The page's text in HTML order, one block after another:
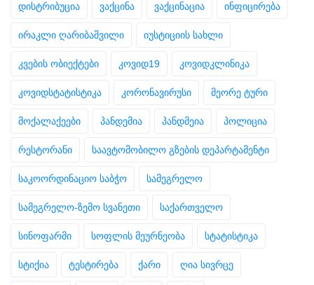
დისტრიბუცია ვაქცინა ვაქცინაცია ინფიცირება
ირაკლი ღარიბაშვილი იუსტიციის სახლი
კვების ობიექტები კოვიდ19 კოვიდკლინიკა
კოვიდსტატისტიკა კორონავირუსი მეორე ტური
მოქალაქეები პანდემია პანდმეია პოლიცია
რესტორანი საავტომობილო გზების დეპარტამენტი
საკოორდინაციო საბჭო სამეგრელო
სამეგრელო-ზემო სვანეთი საქართველო
სინოფარმი სოფლის მეურნეობა სტატისტიკა
სტიქია ტესტირება ქარი ღია სივრცე